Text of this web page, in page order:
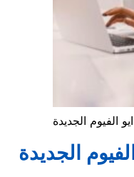
الفيوم الجديدة
الجديدة